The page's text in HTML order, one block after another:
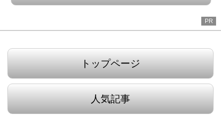
PR
トップページ
人気記事